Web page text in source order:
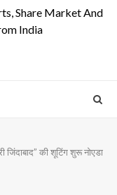
Share Market And
India
की शूटिंग शुरू नोएडा